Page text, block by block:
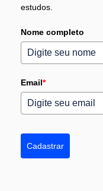
estudos.
Nome completo
Email*
Cadastrar